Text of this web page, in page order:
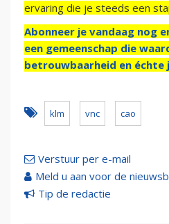
ervaring die je steeds een
Abonneer je vandaag nog
een gemeenschap die
betrouwbaarheid en échte
klm vnc cao
Verstuur per e-mail
Meld u aan voor de
Tip de redactie